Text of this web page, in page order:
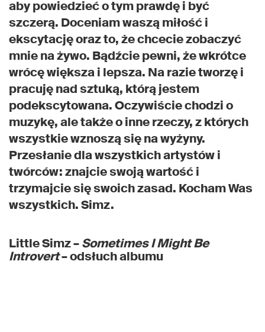
aby powiedzieć o tym prawdę i być
szczerą. Doceniam waszą miłość i
ekscytację oraz to, że chcecie zobaczyć
mnie na żywo. Bądźcie pewni, że wkrótce
wrócę większa i lepsza. Na razie tworzę i
pracuję nad sztuką, którą jestem
podekscytowana. Oczywiście chodzi o
muzykę, ale także o inne rzeczy, z których
wszystkie wznoszą się na wyżyny.
Przesłanie dla wszystkich artystów i
twórców: znajcie swoją wartość i
trzymajcie się swoich zasad. Kocham Was
wszystkich. Simz.
Little Simz –Sometimes I Might Be
Introvert– odsłuch albumu